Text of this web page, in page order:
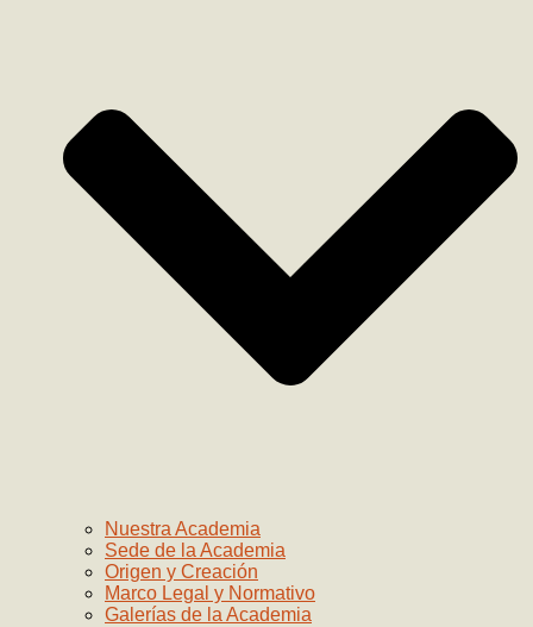
Nuestra Academia
Sede de la Academia
Origen y Creación
Marco Legal y Normativo
Galerías de la Academia